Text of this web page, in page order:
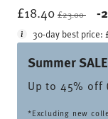
£18.40 Price
£23.00 -
30-day best price:
Summer SALE
Up to 45%
*Excluding new